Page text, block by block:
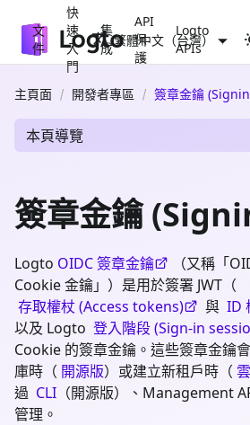
文
件
快
速
入
門
集
成
API
保
護
Logto
APIs
繁體中文（台灣）
主頁面 開發者專區 簽章金鑰
本頁導覽
簽章金鑰
Logto OIDC 簽章金鑰
（又稱「
Cookie 金鑰」）是用於簽署 JWT（
存取權杖 (Access tokens)
與 ID
以及 Logto 登入階段 (Sign-in
Cookie 的簽章金鑰。這些簽章金鑰
庫時（ 開源版）或建立新租戶時（
過 CLI （開源版）、Management
管理。